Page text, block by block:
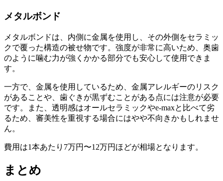
メタルボンド
メタルボンドは、内側に金属を使用し、その外側をセラミッ
クで覆った構造の被せ物です。強度が非常に高いため、奥歯
のように噛む力が強くかかる部分でも安心して使用できま
す。
一方で、金属を使用しているため、金属アレルギーのリスク
があることや、歯ぐきが黒ずむことがある点には注意が必要
です。また、透明感はオールセラミックやe-maxと比べて劣
るため、審美性を重視する場合にはやや不向きかもしれませ
ん。
費用は1本あたり7万円〜12万円ほどが相場となります。
まとめ